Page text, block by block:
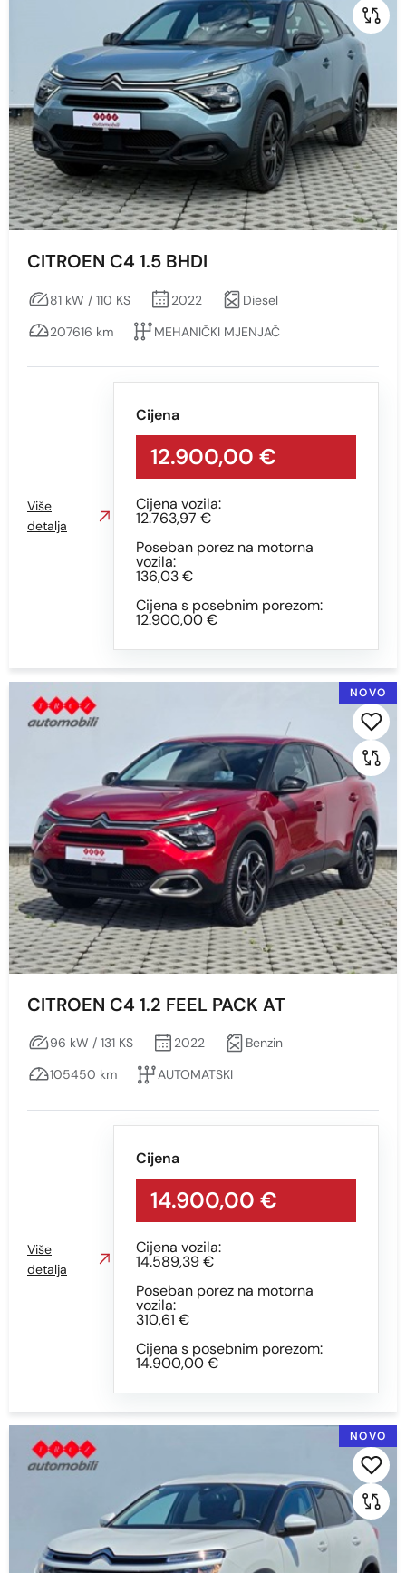
CITROEN C4 1.5 BHDI
81 kW / 110 KS 2022
Diesel
207616 km
MEHANIČKI MJENJAČ
Cijena
12.900,00 €
Cijena vozila:
12.763,97 €
Poseban porez na motorna
vozila:
136,03 €
Cijena s posebnim porezom:
12.900,00 €
Više
detalja
NOVO
CITROEN C4 1.2 FEEL PACK AT
96 kW / 131 KS 2022
Benzin
105450 km
AUTOMATSKI
Cijena
14.900,00 €
Cijena vozila:
14.589,39 €
Poseban porez na motorna
vozila:
310,61 €
Cijena s posebnim porezom:
14.900,00 €
Više
detalja
NOVO